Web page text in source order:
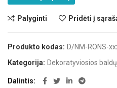
Palyginti Pridėti į
Produkto kodas: D/NM-RONS-
Kategorija: Dekoratyviosios
Dalintis